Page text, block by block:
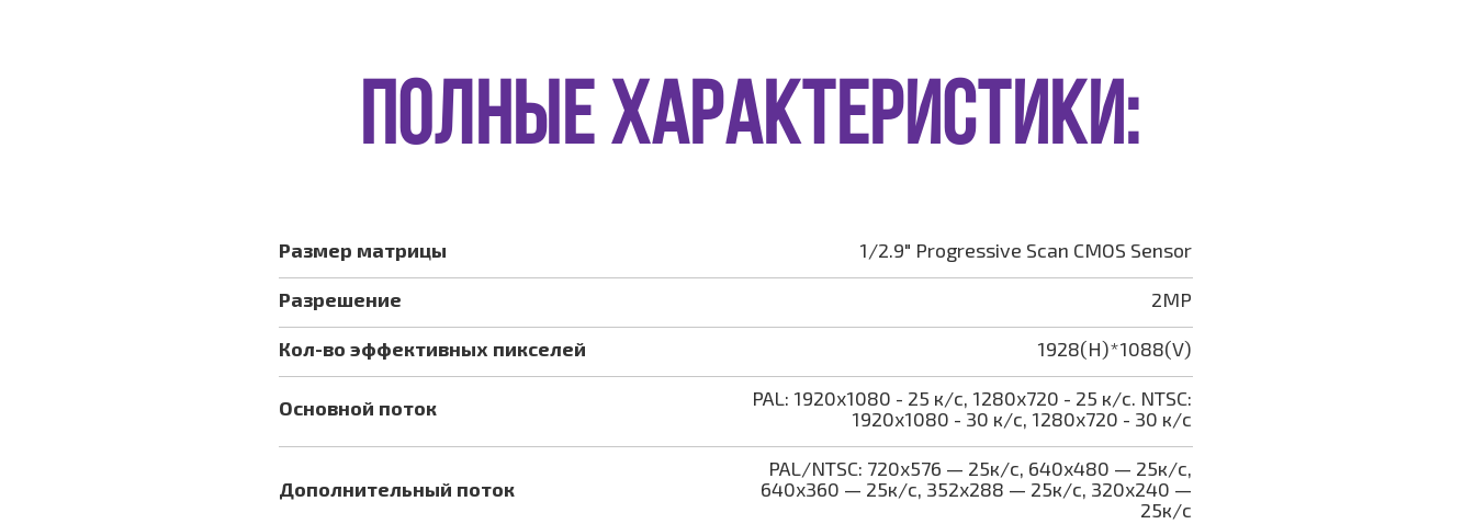
ПОЛНЫЕ ХАРАКТЕРИСТИКИ:
Размер матрицы 1/2.9" Progressive Scan CMOS Sensor
Разрешение 2MP
Кол-во эффективных пикселей 1928(H)*1088(V)
Основной поток
PAL: 1920x1080 - 25 к/с, 1280x720 - 25 к/с. NTSC:
1920x1080 - 30 к/с, 1280x720 - 30 к/с
Дополнительный поток
PAL/NTSC: 720x576 — 25к/с, 640x480 — 25к/с,
640x360 — 25к/с, 352x288 — 25к/с, 320x240 —
25к/с